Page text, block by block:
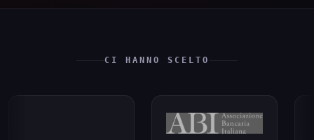
CI HANNO SCELTO